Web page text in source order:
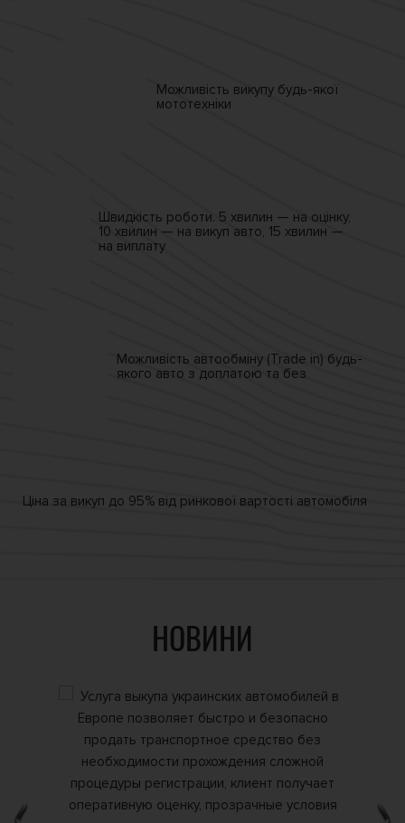
Можливість викупу будь-якої
мототехніки
Швидкість роботи. 5 хвилин — на оцінку,
10 хвилин — на викуп авто, 15 хвилин —
на виплату
Можливість автообміну (Trade in) будь-
якого авто з доплатою та без
Ціна за викуп до 95% від ринкової вартості автомобіля
НОВИНИ